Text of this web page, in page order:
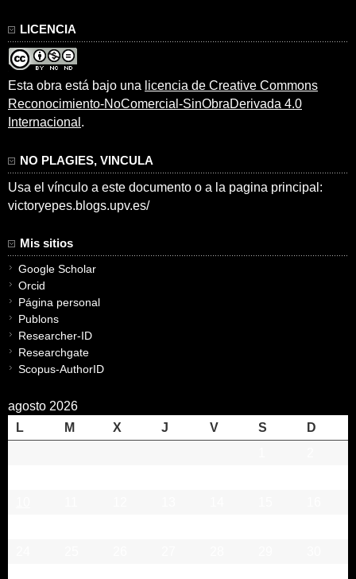
LICENCIA
Esta obra está bajo una licencia de Creative Commons
Reconocimiento-NoComercial-SinObraDerivada 4.0
Internacional .
NO PLAGIES, VINCULA
Usa el vínculo a este documento o a la pagina principal:
victoryepes.blogs.upv.es/
Mis sitios
Google Scholar
Orcid
Página personal
Publons
Researcher-ID
Researchgate
Scopus-AuthorID
agosto 2026
L
M X J V S
D